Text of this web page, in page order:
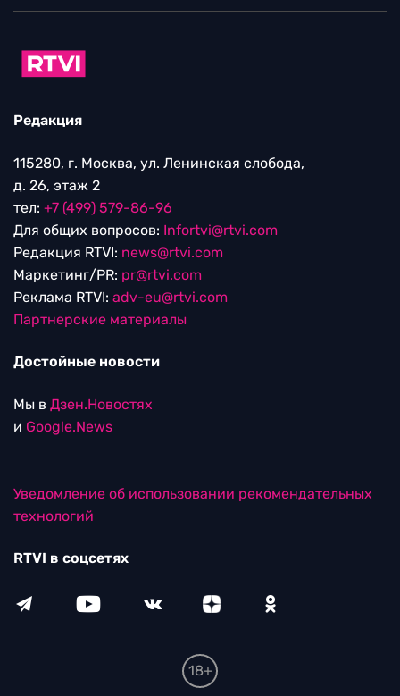
Редакция
115280, г. Москва, ул. Ленинская слобода,
д. 26, этаж 2
тел: +7 (499) 579-86-96
Для общих вопросов: Infortvi@rtvi.com
Редакция RTVI: news@rtvi.com
Маркетинг/PR: pr@rtvi.com
Реклама RTVI: adv-eu@rtvi.com
Партнерские материалы
Достойные новости
Мы в Дзен.Новостях
и Google.News
Уведомление об использовании рекомендательных
технологий
RTVI в соцсетях
18+